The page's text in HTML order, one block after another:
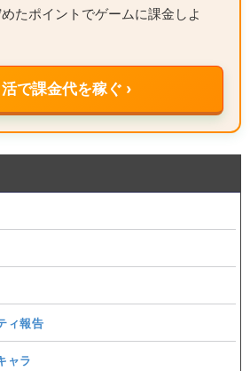
たポイントでゲームに課金しよ
で課金代を稼ぐ ›
ィ報告
ャラ